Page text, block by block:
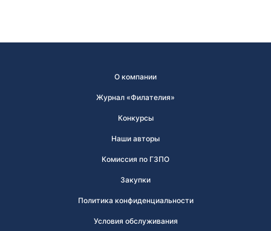
О компании
Журнал «Филателия»
Конкурсы
Наши авторы
Комиссия по ГЗПО
Закупки
Политика конфиденциальности
Условия обслуживания